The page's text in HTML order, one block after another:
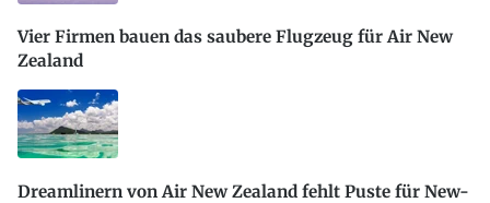
Vier Firmen bauen das saubere Flugzeug für Air New
Zealand
Dreamlinern von Air New Zealand fehlt Puste für New-